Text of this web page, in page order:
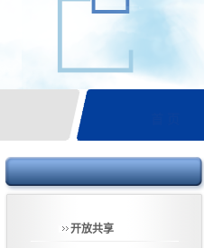
开放共享